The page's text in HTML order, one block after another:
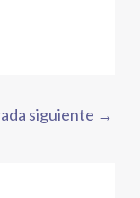
siguiente →